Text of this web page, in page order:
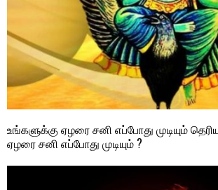
உங்களுக்கு ஏழரை சனி எப்போது முடியும்
ஏழரை சனி எப்போது முடியும் ?